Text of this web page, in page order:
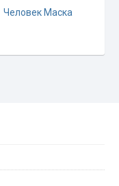
Человек Маска